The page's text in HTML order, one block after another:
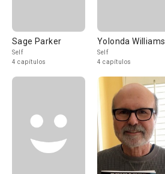
Sage Parker
Self
4 capítulos
Yolonda Williams
Self
4 capítulos